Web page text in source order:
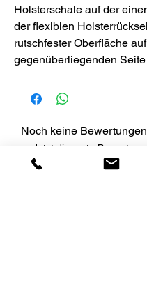
Holsterschale auf der
der flexiblen
rutschfester Oberfläche
gegenüberliegenden Seite
Noch keine
Jetzt die erste Bewertung